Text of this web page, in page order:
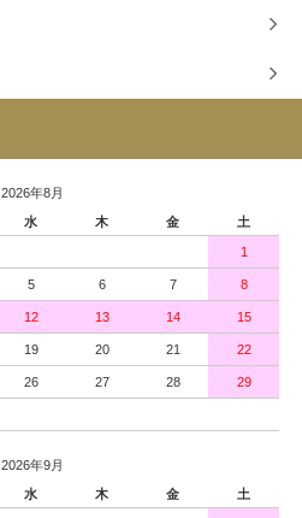
2026年8月
水 木 金 土
1
5 6 7 8
12 13 14 15
19 20 21 22
26 27 28 29
2026年9月
水 木 金 土